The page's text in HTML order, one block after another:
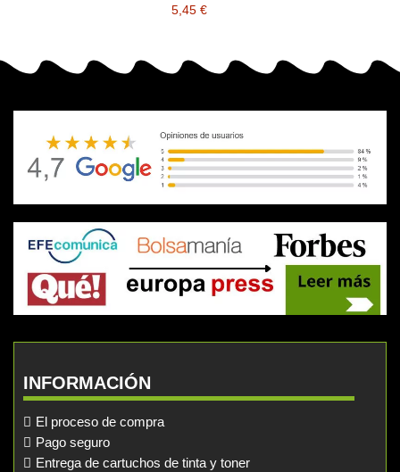
5,45 €
INFORMACIÓN
El proceso de compra
Pago seguro
Entrega de cartuchos de tinta y toner